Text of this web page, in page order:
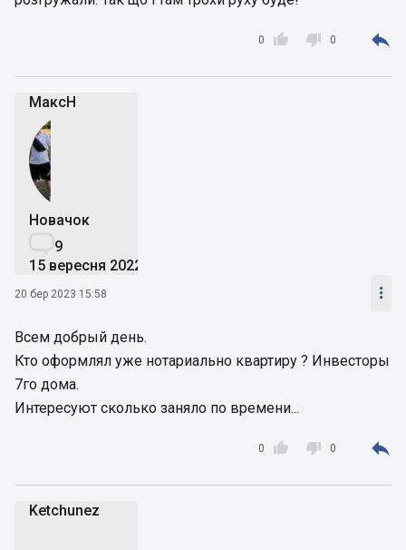

0  0 
МаксН
Новачок
9
15 вересня 2022
20 бер 2023 15:58 
Всем добрый день.
Кто оформлял уже нотариально квартиру ? Инвесторы
7го дома.
Интересуют сколько заняло по времени...

0  0 
Ketchunez